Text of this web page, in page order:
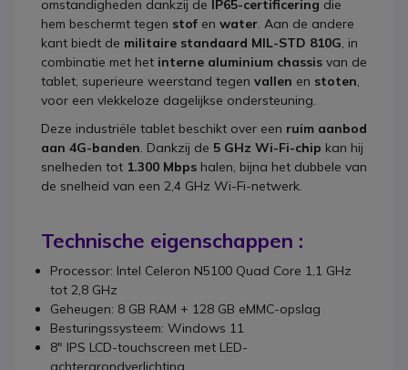
omstandigheden dankzij de IP65-certificering die
hem beschermt tegen stof en water. Aan de andere
kant biedt de militaire standaard MIL-STD 810G, in
combinatie met het interne aluminium chassis van de
tablet, superieure weerstand tegen vallen en stoten,
voor een vlekkeloze dagelijkse ondersteuning.
Deze industriële tablet beschikt over een ruim aanbod
aan 4G-banden. Dankzij de 5 GHz Wi-Fi-chip kan hij
snelheden tot 1.300 Mbps halen, bijna het dubbele van
de snelheid van een 2,4 GHz Wi-Fi-netwerk.
Technische eigenschappen :
Processor: Intel Celeron N5100 Quad Core 1,1 GHz
tot 2,8 GHz
Geheugen: 8 GB RAM + 128 GB eMMC-opslag
Besturingssysteem: Windows 11
8" IPS LCD-touchscreen met LED-
achtergrondverlichting